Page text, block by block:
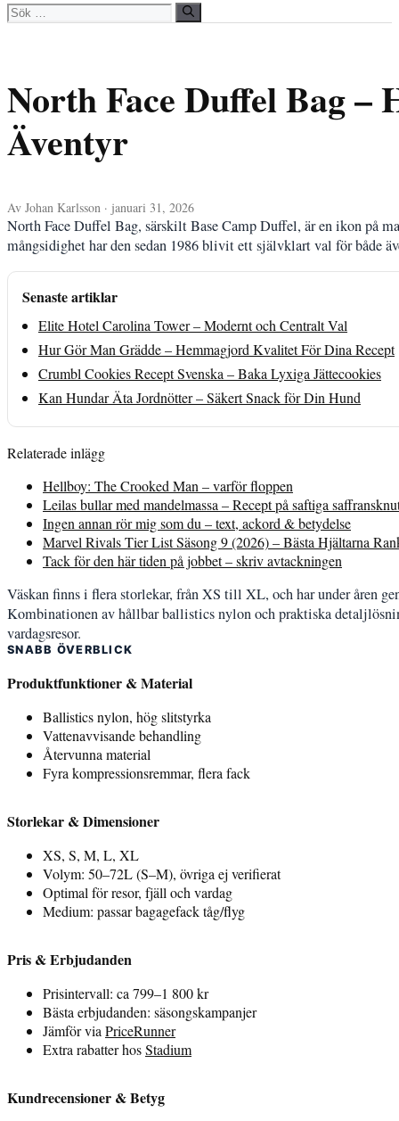
Sök
efter:
North Face Duffel Bag –
Äventyr
Av Johan Karlsson · januari 31, 2026
North Face Duffel Bag, särskilt Base Camp Duffel, är en ikon på
mångsidighet har den sedan 1986 blivit ett självklart val för både
Senaste artiklar
Elite Hotel Carolina Tower – Modernt och Centralt Val
Hur Gör Man Grädde – Hemmagjord Kvalitet För Dina Recept
Crumbl Cookies Recept Svenska – Baka Lyxiga Jättecookies
Kan Hundar Äta Jordnötter – Säkert Snack för Din Hund
Relaterade inlägg
Hellboy: The Crooked Man – varför floppen
Leilas bullar med mandelmassa – Recept på saftiga
Ingen annan rör mig som du – text, ackord & betydelse
Marvel Rivals Tier List Säsong 9 (2026) – Bästa Hjältarna
Tack för den här tiden på jobbet – skriv avtackningen
Väskan finns i flera storlekar, från XS till XL, och har under åren
Kombinationen av hållbar ballistics nylon och praktiska
vardagsresor.
SNABB ÖVERBLICK
Produktfunktioner & Material
Ballistics nylon, hög slitstyrka
Vattenavvisande behandling
Återvunna material
Fyra kompressionsremmar, flera fack
Storlekar & Dimensioner
XS, S, M, L, XL
Volym: 50–72L (S–M), övriga ej verifierat
Optimal för resor, fjäll och vardag
Medium: passar bagagefack tåg/flyg
Pris & Erbjudanden
Prisintervall: ca 799–1 800 kr
Bästa erbjudanden: säsongskampanjer
Jämför via PriceRunner
Extra rabatter hosStadium
Kundrecensioner & Betyg